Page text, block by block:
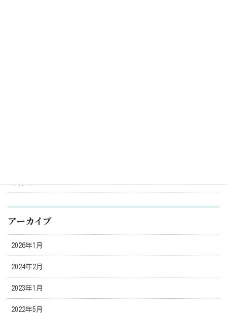
アーカイブ
2026年1月
2024年2月
2023年1月
2022年5月